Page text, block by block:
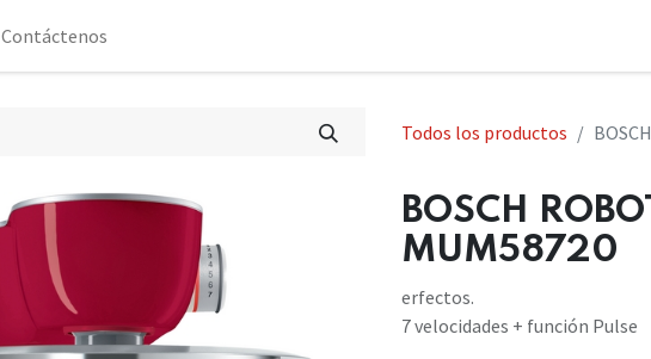
Contáctenos
Todos los productos
BOSCH
MUM58720
erfectos.
7 velocidades + función Pulse